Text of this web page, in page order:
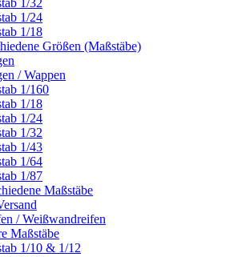
1/32
1/24
1/18
Größen (Maßstäbe)
/ Wappen
1/160
1/18
1/24
1/32
1/43
1/64
1/87
Maßstäbe
/ Weißwandreifen
Maßstäbe
1/10 & 1/12